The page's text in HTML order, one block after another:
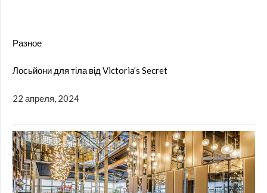
Разное
Лосьйони для тіла від Victoria’s Secret
22 апреля, 2024